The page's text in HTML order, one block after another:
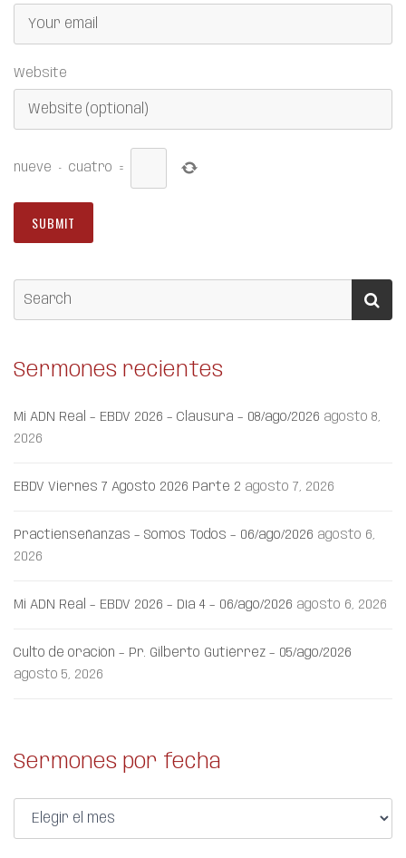
Website
nueve − cuatro =
Sermones recientes
Mi ADN Real – EBDV 2026 – Clausura – 08/ago/2026 agosto 8,
2026
EBDV Viernes 7 Agosto 2026 Parte 2 agosto 7, 2026
Practienseñanzas – Somos Todos – 06/ago/2026 agosto 6,
2026
Mi ADN Real – EBDV 2026 – Día 4 – 06/ago/2026 agosto 6, 2026
Culto de oración – Pr. Gilberto Gutiérrez – 05/ago/2026
agosto 5, 2026
Sermones por fecha